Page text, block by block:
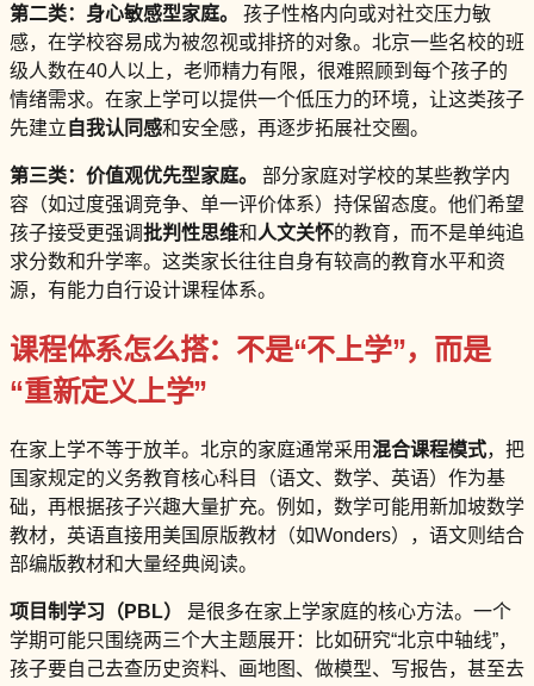
第二类：身心敏感型家庭。
孩子性格内向或对社交压力敏
感，在学校容易成为被忽视或排挤的对象。北京一些名校的班
级人数在40人以上，老师精力有限，很难照顾到每个孩子的
情绪需求。在家上学可以提供一个低压力的环境，让这类孩子
先建立 自我认同感和安全感，再逐步拓展社交圈。
第三类：价值观优先型家庭。
部分家庭对学校的某些教学内
容（如过度强调竞争、单一评价体系）持保留态度。他们希望
孩子接受更强调批判性思维和人文关怀的教育，而不是单纯追
求分数和升学率。这类家长往往自身有较高的教育水平和资
源，有能力自行设计课程体系。
课程体系怎么搭：不是“不上学”，而是
“重新定义上学”
在家上学不等于放羊。北京的家庭通常采用混合课程模式，把
国家规定的义务教育核心科目（语文、数学、英语）作为基
础，再根据孩子兴趣大量扩充。例如，数学可能用新加坡数学
教材，英语直接用美国原版教材（如Wonders），语文则结合
部编版教材和大量经典阅读。
项目制学习（PBL）
是很多在家上学家庭的核心方法。一个
学期可能只围绕两三个大主题展开：比如研究“北京中轴线”，
孩子要自己去查历史资料、画地图、做模型、写报告，甚至去